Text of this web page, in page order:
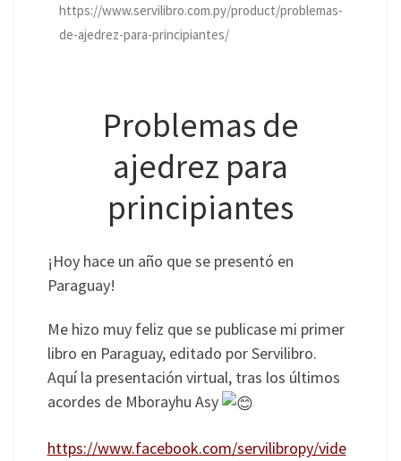
https://www.servilibro.com.py/product/problemas-
de-ajedrez-para-principiantes/
Problemas de
ajedrez para
principiantes
¡Hoy hace un año que se presentó en
Paraguay!
Me hizo muy feliz que se publicase mi primer
libro en Paraguay, editado por Servilibro.
Aquí la presentación virtual, tras los últimos
acordes de Mborayhu Asy
https://www.facebook.com/servilibropy/vide